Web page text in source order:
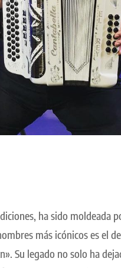
ha sido moldeada
más icónicos es el
Su legado no solo ha